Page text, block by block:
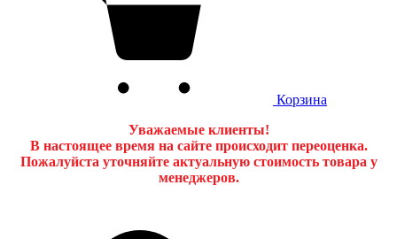
Корзина
Уважаемые клиенты!
В настоящее время на сайте происходит переоценка.
Пожалуйста уточняйте актуальную стоимость товара у
менеджеров.